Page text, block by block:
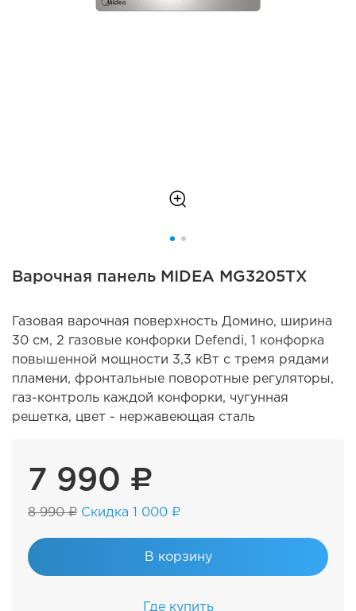
Варочная панель MIDEA MG3205TX
Газовая варочная поверхность Домино, ширина
30 см, 2 газовые конфорки Defendi, 1 конфорка
повышенной мощности 3,3 кВт с тремя рядами
пламени, фронтальные поворотные регуляторы,
газ-контроль каждой конфорки, чугунная
решетка, цвет - нержавеющая сталь
7 990 ₽
8 990 ₽ Скидка 1 000 ₽
В корзину
Где купить